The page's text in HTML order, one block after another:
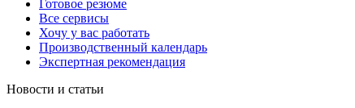
Готовое резюме
Все сервисы
Хочу у вас работать
Производственный календарь
Экспертная рекомендация
Новости и статьи